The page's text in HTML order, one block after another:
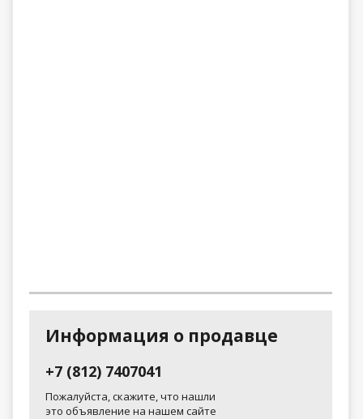
Информация о продавце
+7 (812) 7407041
Пожалуйста, скажите, что нашли
это объявление на нашем сайте